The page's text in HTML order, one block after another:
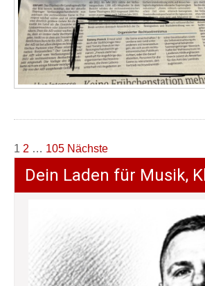
Seitennummerierung
der
Beiträge
1 2 … 105 Nächste
Dein Laden für Musik,